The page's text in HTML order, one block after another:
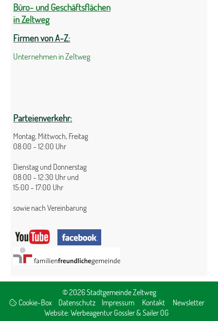
Büro- und Geschäftsflächen
in Zeltweg
Firmen von A-Z:
Unternehmen in Zeltweg
Parteienverkehr:
Montag, Mittwoch, Freitag
08:00 - 12:00 Uhr
Dienstag und Donnerstag
08:00 - 12:30 Uhr und
15:00 - 17:00 Uhr
sowie nach Vereinbarung
© 2026 Stadtgemeinde Zeltweg
Cookie-Box
Datenschutz Impressum Kontakt
Newsletter
Website:Werbeagentur Gössler & Sailer OG